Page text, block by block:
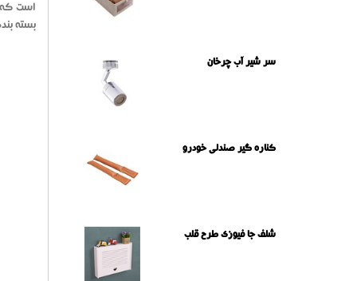
است که
بسته بندی 700 میلی لیتر به صورت مایع با پاشش
سر شیر آب چرخان
کناره گیر صندلی خودرو
شلف جا فیوزی طرح قلب